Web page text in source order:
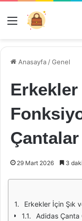
Menü
Anasayfa /Genel
Erkekler
Çantalar
29 Mart 2026 3
Erkekler İçin Şık
Adidas Çanta